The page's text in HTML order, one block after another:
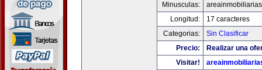
Minusculas:
Longitud:
17 caracteres
Categorias:
Sin Clasificar
Precio:
Realizar una
Visitar!